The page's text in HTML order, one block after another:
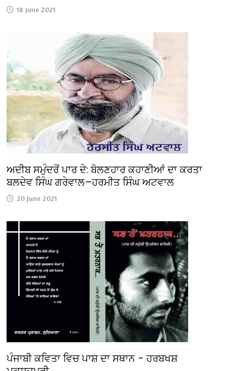
18 June 2021
ਅਦੀਬ ਸਮੁੰਦਰੋਂ ਪਾਰ ਦੇ: ਬੋਲਣਹਾਰ ਕਹਾਣੀਆਂ ਦਾ ਕਰਤਾ
ਬਲਦੇਵ ਸਿੰਘ ਗਰੇਵਾਲ—ਹਰਮੀਤ ਸਿੰਘ ਅਟਵਾਲ
20 June 2021
ਪੰਜਾਬੀ ਕਵਿਤਾ ਵਿਚ ਪਾਸ਼ ਦਾ ਸਥਾਨ – ਹਰਬਖਸ਼